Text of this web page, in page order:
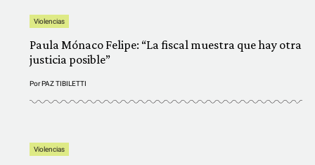
Violencias
Paula Mónaco Felipe: “La fiscal muestra que hay otra
justicia posible”
PorPAZ TIBILETTI
Violencias